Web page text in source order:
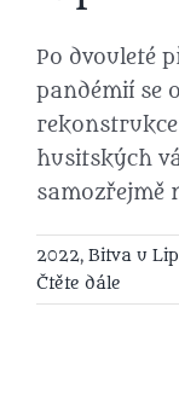
Po dvouleté
pandémií se
husitských
samozřejmě
2022, Bitva u
Čtěte dále